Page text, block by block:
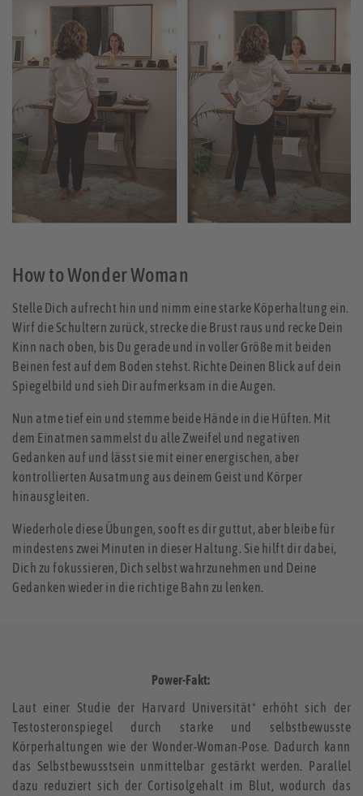
How to Wonder Woman
Stelle Dich aufrecht hin und nimm eine starke Köperhaltung ein.
Wirf die Schultern zurück, strecke die Brust raus und recke Dein
Kinn nach oben, bis Du gerade und in voller Größe mit beiden
Beinen fest auf dem Boden stehst. Richte Deinen Blick auf dein
Spiegelbild und sieh Dir aufmerksam in die Augen.
Nun atme tief ein und stemme beide Hände in die Hüften. Mit
dem Einatmen sammelst du alle Zweifel und negativen
Gedanken auf und lässt sie mit einer energischen, aber
kontrollierten Ausatmung aus deinem Geist und Körper
hinausgleiten.
Wiederhole diese Übungen, sooft es dir guttut, aber bleibe für
mindestens zwei Minuten in dieser Haltung. Sie hilft dir dabei,
Dich zu fokussieren, Dich selbst wahrzunehmen und Deine
Gedanken wieder in die richtige Bahn zu lenken.
Power-Fakt:
Laut einer Studie der Harvard Universität* erhöht sich der
Testosteronspiegel durch starke und selbstbewusste
Körperhaltungen wie der Wonder-Woman-Pose. Dadurch kann
das Selbstbewusstsein unmittelbar gestärkt werden. Parallel
dazu reduziert sich der Cortisolgehalt im Blut, wodurch das